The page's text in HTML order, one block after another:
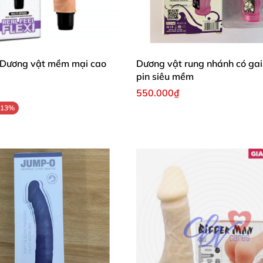
hữu ngay cho mình một người tình nóng bỏngvà hoàn
nhu cầu sinh lý một cách thích thú nhất ngay cả khi
năng cao cấp- Libo phượng hoàngcũng luôn là lựa
Phân phối Dương vật đa năng cao cấp- Libo pin sạc chân sạc USB
cồn y tếvà nước muối pha loãng trước khi sử dụng
luôn khuyến khích bạn
sản phẩmđể tăng độ trơn tru ẩm ướt nhằm tăng
ngoài âm đạo , sau khi đạt khoái cảm bạncó thể
vật mềm mại cao
Dương vật rung nhánh có
pin siêu mềm
550.000₫